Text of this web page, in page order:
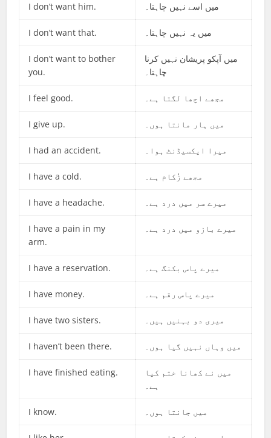
I don’t want him. میں اسے نہیں چاہتا۔
I don’t want that. میں یہ نہیں چاہتا۔
I don’t want to bother
you.
میں آپکو پریشان نہیں کرنا
چاہتا۔
I feel good. مجھے اچھا لگتا ہے۔
I give up. میں ہار مانتا ہوں۔
I had an accident. میرا ایکسیڈنٹ ہوا۔
I have a cold. مجھے زُکام ہے۔
I have a headache. میرے سر میں درد ہے۔
I have a pain in my
arm.
میرے بازو میں درد ہے۔
I have a reservation. میرے پاس بکنگ ہے۔
I have money. میرے پاس رقم ہے۔
I have two sisters. میری دو بہنیں ہیں۔
I haven’t been there. میں وہاں نہیں گیا ہوں۔
I have finished eating.
میں نے کھانا ختم کیا
ہے۔
I know. میں جانتا ہوں۔